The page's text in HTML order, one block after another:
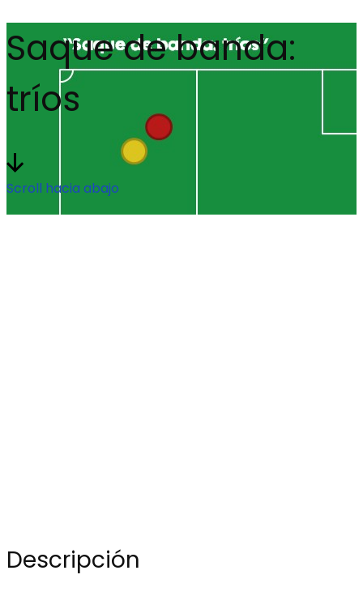
Saque de banda:
tríos
Scroll hacia abajo
Descripción